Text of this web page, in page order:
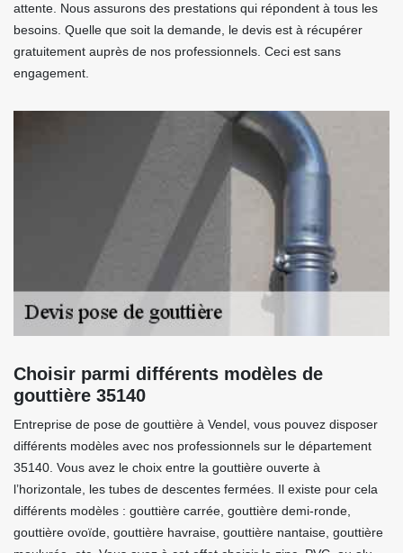
attente. Nous assurons des prestations qui répondent à tous les
besoins. Quelle que soit la demande, le devis est à récupérer
gratuitement auprès de nos professionnels. Ceci est sans
engagement.
Choisir parmi différents modèles de
gouttière 35140
Entreprise de pose de gouttière à Vendel, vous pouvez disposer
différents modèles avec nos professionnels sur le département
35140. Vous avez le choix entre la gouttière ouverte à
l’horizontale, les tubes de descentes fermées. Il existe pour cela
différents modèles : gouttière carrée, gouttière demi-ronde,
gouttière ovoïde, gouttière havraise, gouttière nantaise, gouttière